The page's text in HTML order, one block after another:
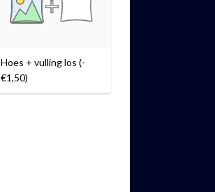
Hoes + vulling los (-
€1,50)